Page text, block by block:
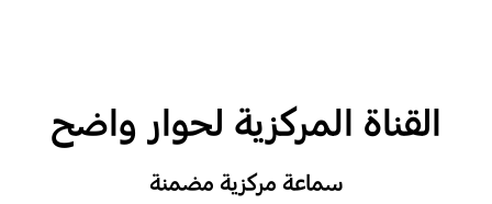
القناة المركزية لحوار واضح
سماعة مركزية مضمنة